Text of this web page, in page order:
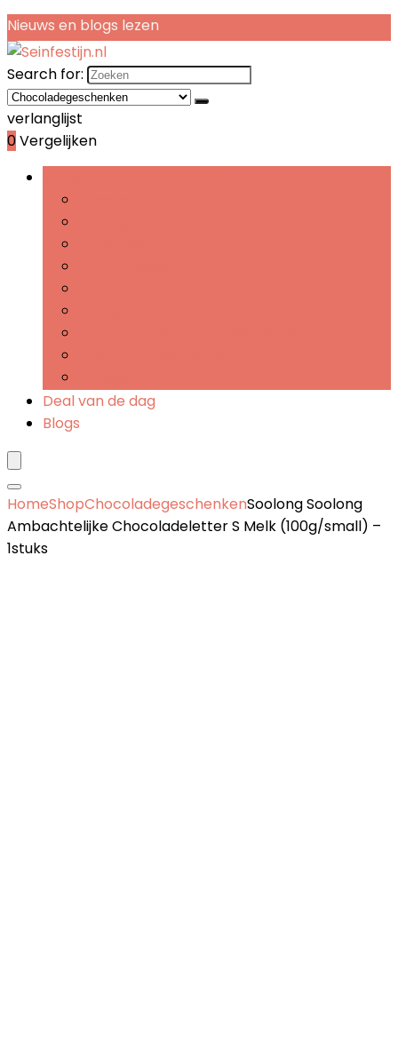
Nieuws en blogs lezen
Search for:
verlanglijst
0Vergelijken
Deal van de dag
Blogs
HomeShopChocoladegeschenkenSoolong Soolong
Ambachtelijke Chocoladeletter S Melk (100g/small) –
1stuks